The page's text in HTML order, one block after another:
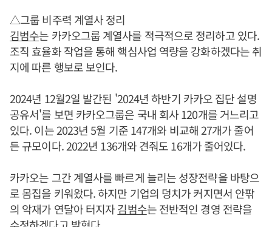
△그룹 비주력 계열사 정리
김범수는 카카오그룹 계열사를 적극적으로 정리하고 있다.
조직 효율화 작업을 통해 핵심사업 역량을 강화하겠다는 취
지에 따른 행보로 보인다.
2024년 12월2일 발간된 '2024년 하반기 카카오 집단 설명
공유서'를 보면 카카오그룹은 국내 회사 120개를 거느리고
있다. 이는 2023년 5월 기준 147개와 비교해 27개가 줄어
든 규모이다. 2022년 136개와 견줘도 16개가 줄어있다.
카카오는 그간 계열사를 빠르게 늘리는 성장전략을 바탕으
로 몸집을 키워왔다. 하지만 기업의 덩치가 커지면서 안팎
의 악재가 연달아 터지자김범수는 전반적인 경영 전략을